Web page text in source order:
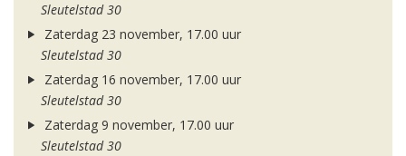
Sleutelstad 30
Zaterdag 23 november, 17.00 uur
Sleutelstad 30
Zaterdag 16 november, 17.00 uur
Sleutelstad 30
Zaterdag 9 november, 17.00 uur
Sleutelstad 30